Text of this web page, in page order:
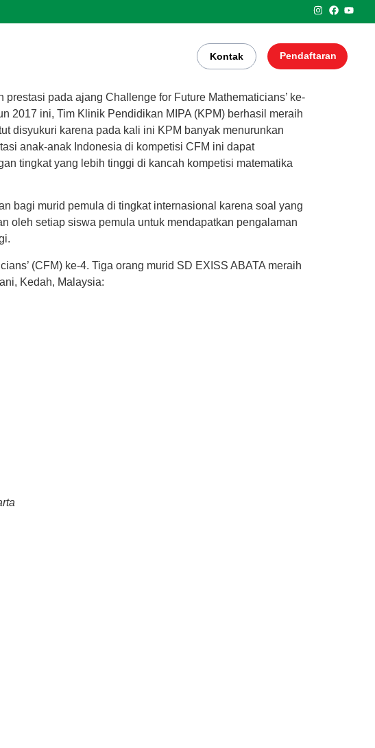
Kontak Pendaftaran
pada ajang Challenge for Future Mathematicians’ ke-
2017 ini, Tim Klinik Pendidikan MIPA (KPM) berhasil meraih
disyukuri karena pada kali ini KPM banyak menurunkan
anak-anak Indonesia di kompetisi CFM ini dapat
tingkat yang lebih tinggi di kancah kompetisi matematika
bagi murid pemula di tingkat internasional karena soal yang
oleh setiap siswa pemula untuk mendapatkan pengalaman
(CFM) ke-4. Tiga orang murid SD EXISS ABATA meraih
Kedah, Malaysia: